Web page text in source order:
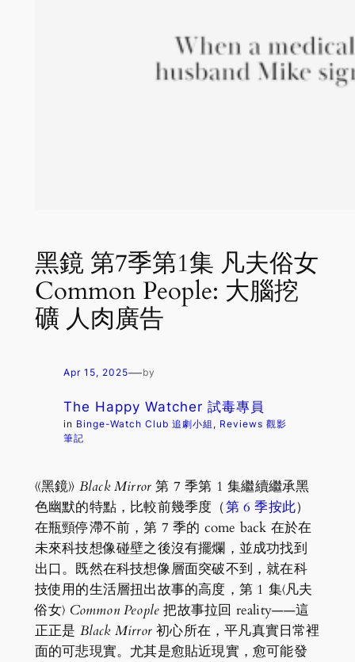
黑鏡 第7季第1集 凡夫俗女
Common People: 大腦挖
礦 人肉廣告
Apr 15, 2025—by
The Happy Watcher 試毒專員
in Binge-Watch Club 追劇小組 , Reviews 觀影
筆記
《黑鏡》 Black Mirror 第 7 季第 1 集繼續繼承黑
色幽默的特點，比較前幾季度（第 6 季按此）
在瓶頸停滯不前，第 7 季的 come back 在於在
未來科技想像碰壁之後沒有擺爛，並成功找到
出口。既然在科技想像層面突破不到，就在科
技使用的生活層扭出故事的高度，第 1 集〈凡夫
俗女〉 Common People把故事拉回 reality——這
正正是 Black Mirror 初心所在，平凡真實日常裡
面的可悲現實。尤其是愈貼近現實，愈可能發